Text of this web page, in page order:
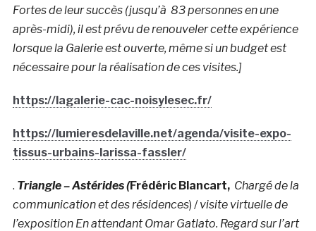
Fortes de leur succès (jusqu’à 83 personnes en une
après-midi), il est prévu de renouveler cette expérience
lorsque la Galerie est ouverte, même si un budget est
nécessaire pour la réalisation de ces visites.]
https://lagalerie-cac-noisylesec.fr/
https://lumieresdelaville.net/agenda/visite-expo-
tissus-urbains-larissa-fassler/
. Triangle – Astérides (Frédéric Blancart, Chargé de la
communication et des résidences) /visite virtuelle de
l’exposition En attendant Omar Gatlato. Regard sur l’art